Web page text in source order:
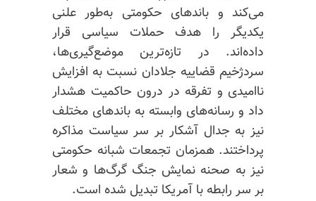
می‌کند و باندهای حکومتی به‌طور علنی
یکدیگر را هدف حملات سیاسی قرار
داده‌اند. در تازه‌ترین موضع‌گیری‌ها،
سردژخیم قضاییه جلادان نسبت به افزایش
ناامیدی و تفرقه در درون حاکمیت هشدار
داد و رسانه‌های وابسته به باندهای مختلف
نیز به جدال آشکار بر سر سیاست مذاکره
پرداختند. همزمان تجمعات شبانه حکومتی
نیز به صحنه نمایش جنگ گرگ‌ها و شعار
بر سر رابطه با آمریکا تبدیل شده است.